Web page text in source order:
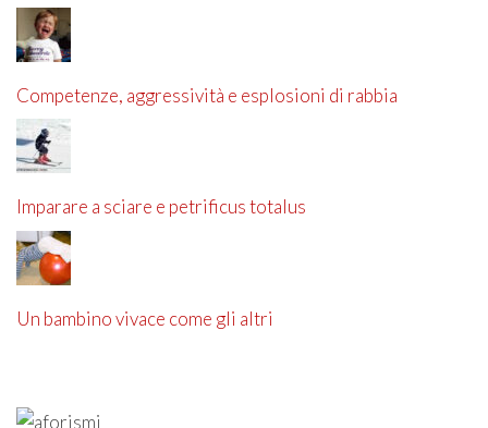
Competenze, aggressività e esplosioni di rabbia
Imparare a sciare e petrificus totalus
Un bambino vivace come gli altri